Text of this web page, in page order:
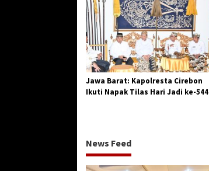
Jawa Barat: Kapolresta Cirebon
Ikuti Napak Tilas Hari Jadi ke-
News Feed